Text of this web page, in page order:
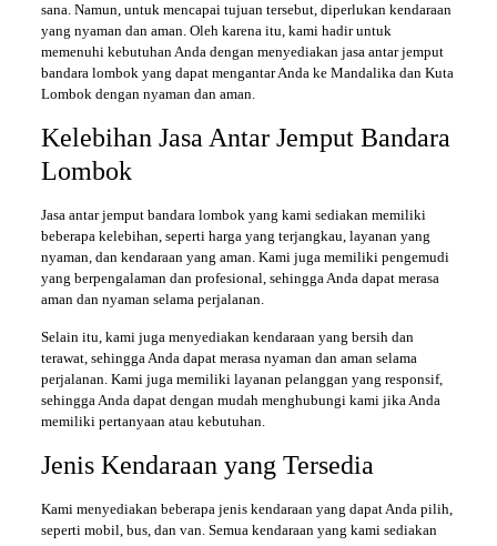
sana. Namun, untuk mencapai tujuan tersebut, diperlukan kendaraan
yang nyaman dan aman. Oleh karena itu, kami hadir untuk
memenuhi kebutuhan Anda dengan menyediakan jasa antar jemput
bandara lombok yang dapat mengantar Anda ke Mandalika dan Kuta
Lombok dengan nyaman dan aman.
Kelebihan Jasa Antar Jemput Bandara
Lombok
Jasa antar jemput bandara lombok yang kami sediakan memiliki
beberapa kelebihan, seperti harga yang terjangkau, layanan yang
nyaman, dan kendaraan yang aman. Kami juga memiliki pengemudi
yang berpengalaman dan profesional, sehingga Anda dapat merasa
aman dan nyaman selama perjalanan.
Selain itu, kami juga menyediakan kendaraan yang bersih dan
terawat, sehingga Anda dapat merasa nyaman dan aman selama
perjalanan. Kami juga memiliki layanan pelanggan yang responsif,
sehingga Anda dapat dengan mudah menghubungi kami jika Anda
memiliki pertanyaan atau kebutuhan.
Jenis Kendaraan yang Tersedia
Kami menyediakan beberapa jenis kendaraan yang dapat Anda pilih,
seperti mobil, bus, dan van. Semua kendaraan yang kami sediakan